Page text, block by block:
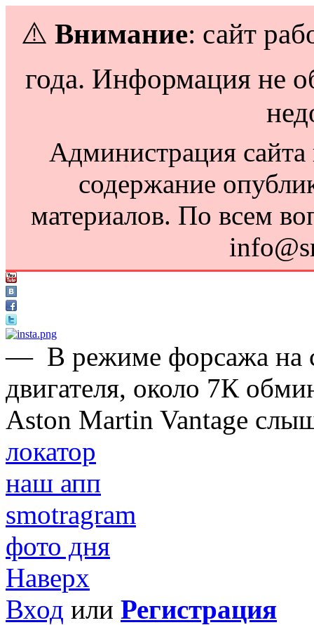
⚠️ Внимание: сайт
года. Информация не
Администрация сайта
содержание
материалов. По всем
— В режиме форсажа на
двигателя, около 7К
Aston Martin Vantage
локатор
наш апп
smotragram
фото дня
Наверх
Вход или Регистрация